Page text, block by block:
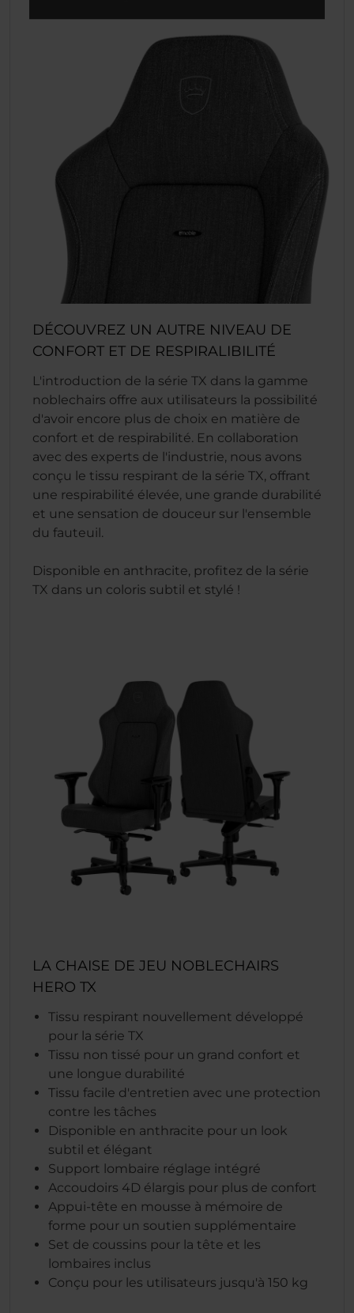
DÉCOUVREZ UN AUTRE NIVEAU DE
CONFORT ET DE RESPIRALIBILITÉ
L'introduction de la série TX dans la gamme
noblechairs offre aux utilisateurs la possibilité
d'avoir encore plus de choix en matière de
confort et de respirabilité. En collaboration
avec des experts de l'industrie, nous avons
conçu le tissu respirant de la série TX, offrant
une respirabilité élevée, une grande durabilité
et une sensation de douceur sur l'ensemble
du fauteuil.
Disponible en anthracite, profitez de la série
TX dans un coloris subtil et stylé !
LA CHAISE DE JEU NOBLECHAIRS
HERO TX
Tissu respirant nouvellement développé
pour la série TX
Tissu non tissé pour un grand confort et
une longue durabilité
Tissu facile d'entretien avec une protection
contre les tâches
Disponible en anthracite pour un look
subtil et élégant
Support lombaire réglage intégré
Accoudoirs 4D élargis pour plus de confort
Appui-tête en mousse à mémoire de
forme pour un soutien supplémentaire
Set de coussins pour la tête et les
lombaires inclus
Conçu pour les utilisateurs jusqu'à 150 kg